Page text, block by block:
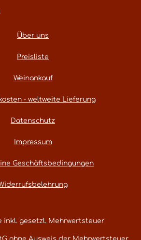
Über uns
Preisliste
Weinankauf
- weltweite Lieferung
Datenschutz
Impressum
Geschäftsbedingungen
inkl. gesetzl. Mehrwertsteuer
ohne Ausweis der Mehrwertsteuer